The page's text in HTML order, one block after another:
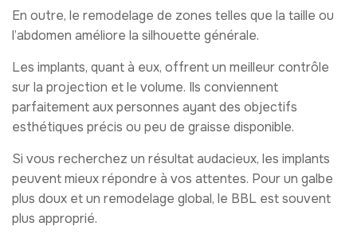
En outre, le remodelage de zones telles que la taille ou
l’abdomen améliore la silhouette générale.
Les implants, quant à eux, offrent un meilleur contrôle
sur la projection et le volume. Ils conviennent
parfaitement aux personnes ayant des objectifs
esthétiques précis ou peu de graisse disponible.
Si vous recherchez un résultat audacieux, les implants
peuvent mieux répondre à vos attentes. Pour un galbe
plus doux et un remodelage global, le BBL est souvent
plus approprié.